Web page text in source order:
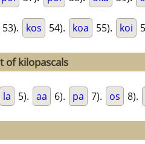
53). kos 54). koa 55). koi
of kilopascals
la 5). aa 6). pa 7). os 8).